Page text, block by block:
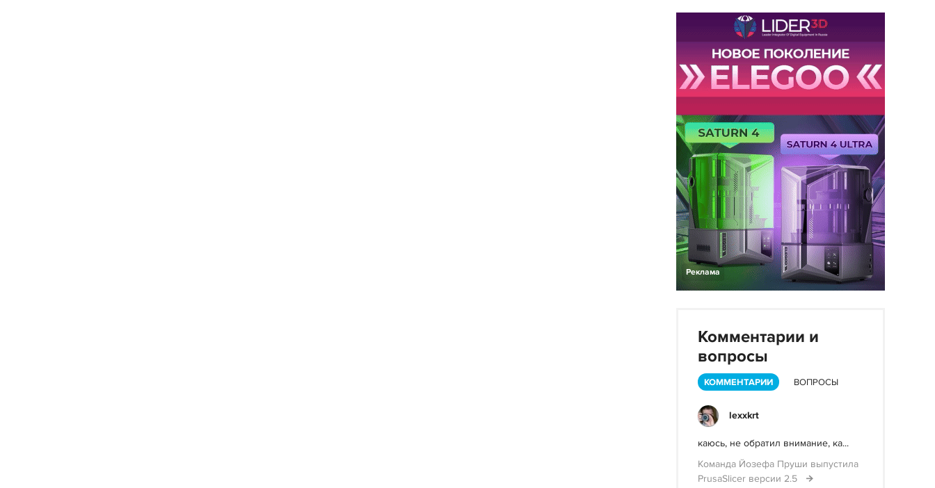
Реклама
Комментарии и
вопросы
КОММЕНТАРИИ ВОПРОСЫ
lexxkrt
каюсь, не обратил внимание, ка...
Команда Йозефа Пруши выпустила
PrusaSlicer версии 2.5